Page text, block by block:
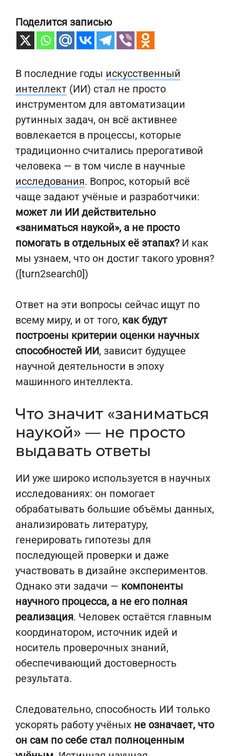
Поделится записью
В последние годы искусственный
интеллект (ИИ) стал не просто
инструментом для автоматизации
рутинных задач, он всё активнее
вовлекается в процессы, которые
традиционно считались прерогативой
человека — в том числе в научные
исследования. Вопрос, который всё
чаще задают учёные и разработчики:
может ли ИИ действительно
«заниматься наукой», а не просто
помогать в отдельных её этапах?И как
мы узнаем, что он достиг такого уровня?
([turn2search0])
Ответ на эти вопросы сейчас ищут по
всему миру, и от того, как будут
построены критерии оценки научных
способностей ИИ, зависит будущее
научной деятельности в эпоху
машинного интеллекта.
Что значит «заниматься
наукой» — не просто
выдавать ответы
ИИ уже широко используется в научных
исследованиях: он помогает
обрабатывать большие объёмы данных,
анализировать литературу,
генерировать гипотезы для
последующей проверки и даже
участвовать в дизайне экспериментов.
Однако эти задачи — компоненты
научного процесса, а не его полная
реализация. Человек остаётся главным
координатором, источник идей и
носитель проверочных знаний,
обеспечивающий достоверность
результата.
Следовательно, способность ИИ только
ускорять работу учёных не означает, что
он сам по себе стал полноценным